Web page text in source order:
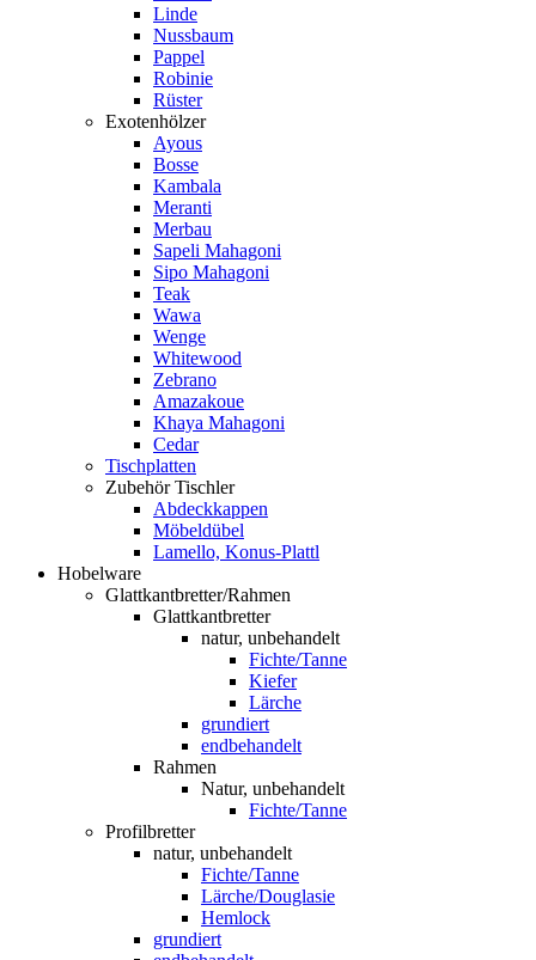
Linde
Nussbaum
Pappel
Robinie
Rüster
Exotenhölzer
Ayous
Bosse
Kambala
Meranti
Merbau
Sapeli Mahagoni
Sipo Mahagoni
Teak
Wawa
Wenge
Whitewood
Zebrano
Amazakoue
Khaya Mahagoni
Cedar
Tischplatten
Zubehör Tischler
Abdeckkappen
Möbeldübel
Lamello, Konus-Plattl
Hobelware
Glattkantbretter/Rahmen
Glattkantbretter
natur, unbehandelt
Fichte/Tanne
Kiefer
Lärche
grundiert
endbehandelt
Rahmen
Natur, unbehandelt
Fichte/Tanne
Profilbretter
natur, unbehandelt
Fichte/Tanne
Lärche/Douglasie
Hemlock
grundiert